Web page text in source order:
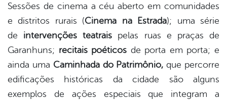
Sessões de cinema a céu aberto em comunidades
e distritos rurais (Cinema na Estrada); uma série
de intervenções teatrais pelas ruas e praças de
Garanhuns; recitais poéticos de porta em porta; e
ainda uma Caminhada do Patrimônio, que percorre
edificações históricas da cidade são alguns
exemplos de ações especiais que integram a